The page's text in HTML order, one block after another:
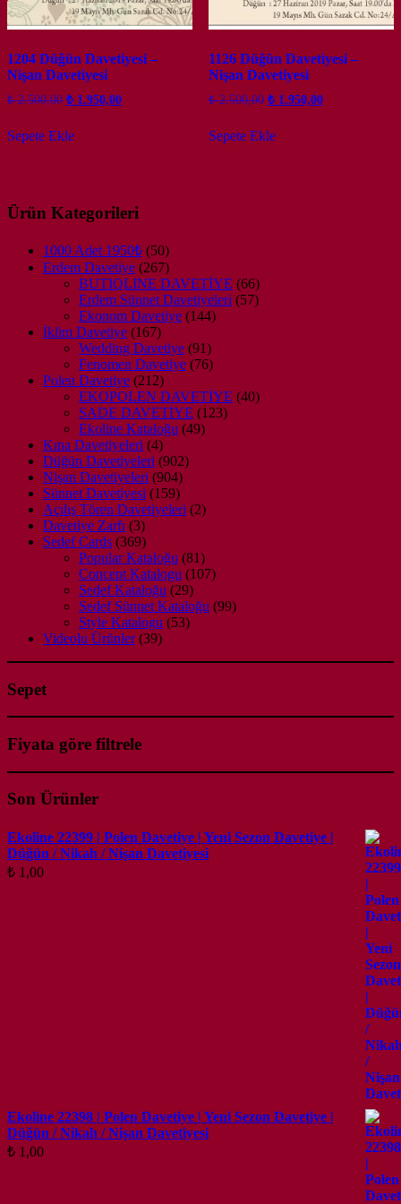
1204 Düğün Davetiyesi –
Nişan Davetiyesi
₺2.500,00 Orijinal
fiyat:
₺ 1.950,00Şu
andaki
Sepete Ekle
1126 Düğün Davetiyesi –
Nişan Davetiyesi
₺2.500,00 Orijinal
fiyat:
₺1.950,00Şu
andaki
Sepete Ekle
Ürün Kategorileri
1000 Adet 1950₺ 5050
ürün
Erdem Davetiye 267267
ürün
BUTIQLINE DAVETİYE 6666
ürün
Erdem Sünnet Davetiyeleri 5757
Ekonom Davetiye 144144
İklim Davetiye 167167
ürün
Wedding Davetiye 9191
ürün
Fenomen Davetiye 7676
Polen Davetiye 212212
ürün
EKOPOLEN DAVETİYE 4040
SADE DAVETİYE 123123
Ekoline Kataloğu 4949
Kına Davetiyeleri 44
ürün
Düğün Davetiyeleri 902902
Nişan Davetiyeleri 904904
ürün
Sünnet Davetiyesi 159159
ürün
Açılış Tören Davetiyeleri 22
Davetiye Zarfı 33
ürün
Sedef Cards 369369
ürün
Popular Kataloğu 8181
ürün
Concept Katalogu 107107
Sedef Kataloğu 2929
ürün
Sedef Sünnet Kataloğu 9999
Style Katalogu 5353
Videolu Ürünler 3939
Sepet
Fiyata göre filtrele
Son Ürünler
Ekoline 22399 | Polen Davetiye | Yeni Sezon Davetiye |
Düğün / Nikah / Nişan Davetiyesi
₺ 1,00
Ekoline 22398 | Polen Davetiye | Yeni Sezon Davetiye |
Düğün / Nikah / Nişan Davetiyesi
₺ 1,00